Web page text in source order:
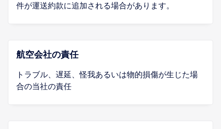
件が運送約款に追加される場合があります。
航空会社の責任
トラブル、遅延、怪我あるいは物的損傷が生じた場
合の当社の責任